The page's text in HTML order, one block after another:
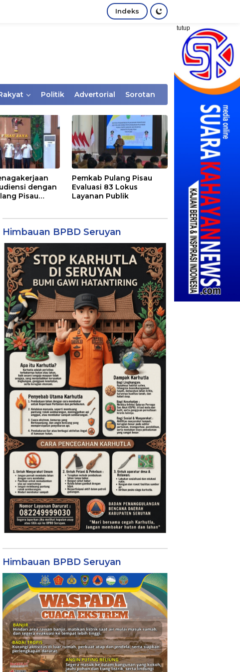
Indeks
tutup
Politik Advertorial Sorotan
dengan
Pisau
Pemkab Pulang Pisau
Evaluasi 83 Lokus
Layanan Publik
Himbauan BPBD Seruyan
Himbauan BPBD Seruyan